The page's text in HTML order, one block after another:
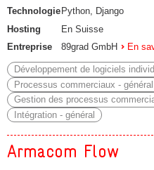
Technologie Python, Django
Hosting
En Suisse
Entreprise
89grad GmbH En
Développement de logiciels
Processus commerciaux - général
Gestion des processus
Intégration - général
Armacom Flow